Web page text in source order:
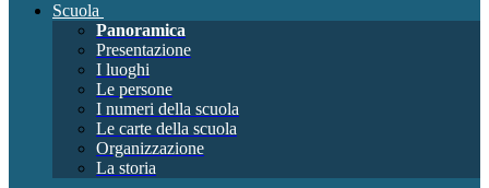
Scuola
Panoramica
Presentazione
I luoghi
Le persone
I numeri della scuola
Le carte della scuola
Organizzazione
La storia